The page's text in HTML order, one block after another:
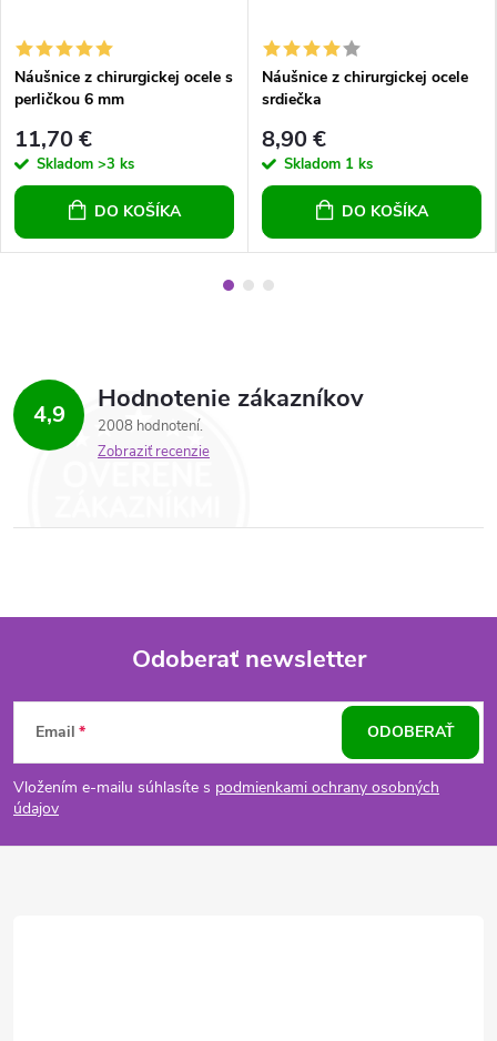
Náušnice z chirurgickej ocele s
perličkou 6 mm
11,70 €
Skladom >3 ks
DO KOŠÍKA
Náušnice z chirurgickej ocele
srdiečka
8,90 €
Skladom 1 ks
DO KOŠÍKA
4,9 Hodnotenie zákazníkov
2008 hodnotení
Zobraziť recenzie
Z
á
p
Odoberať newsletter
Email
Vložením e-mailu súhlasíte s podmienkami ochrany osobných
údajov
ODOBERAŤ